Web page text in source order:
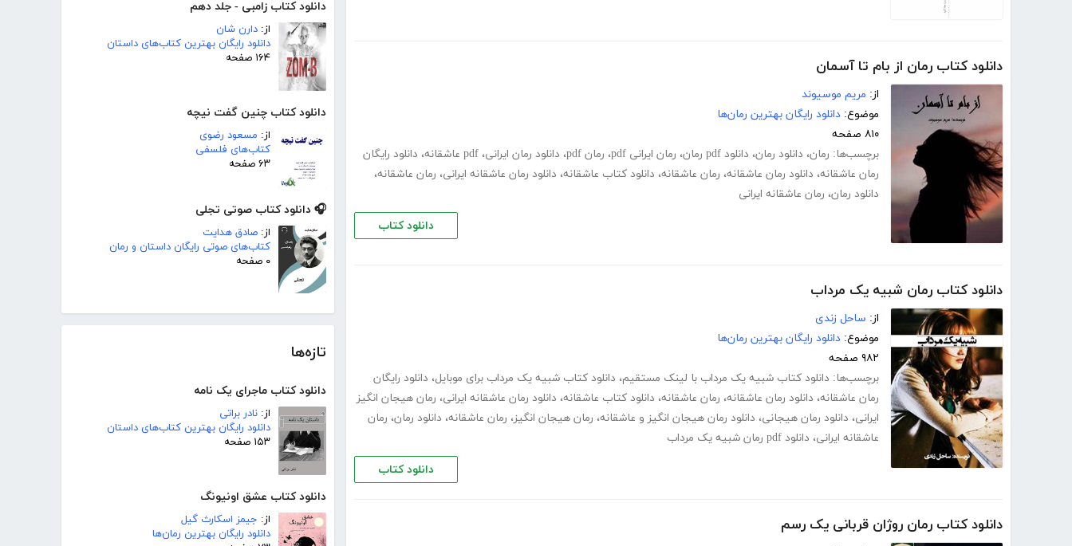
دانلود کتاب زامبی - جلد دهم
از: دارن شان
دانلود رایگان بهترین کتاب‌های داستان
۱۶۴ صفحه
دانلود کتاب چنین گفت نیچه
از: مسعود رضوی
کتاب‌های فلسفی
۶۳ صفحه
🎧 دانلود کتاب صوتی تجلی
از: صادق هدایت
کتاب‌های صوتی رایگان داستان و رمان
۰ صفحه
تازه‌ها
دانلود کتاب ماجرای یک نامه
از: نادر براتی
دانلود رایگان بهترین کتاب‌های داستان
۱۵۳ صفحه
دانلود کتاب عشق اونیونگ
از: جیمز اسکارث گیل
دانلود رایگان بهترین رمان‌ها
دانلود کتاب رمان از بام تا آسمان
از: مریم موسیوند
موضوع: دانلود رایگان بهترین رمان‌ها
۸۱۰ صفحه
برچسب‌ها: رمان، دانلود رمان، دانلود pdf رمان ، رمان ایرانی pdf ، رمان pdf ، دانلود رمان ایرانی، pdf عاشقانه ، دانلود رایگان
رمان عاشقانه، دانلود رمان عاشقانه، رمان عاشقانه، دانلود کتاب عاشقانه، دانلود رمان عاشقانه ایرانی، رمان عاشقانه،
دانلود رمان، رمان عاشقانه ایرانی
دانلود کتاب
دانلود کتاب رمان شبیه یک مرداب
از: ساحل زندی
موضوع: دانلود رایگان بهترین رمان‌ها
۹۸۲ صفحه
برچسب‌ها: دانلود کتاب شبیه یک مرداب با لینک مستقیم، دانلود کتاب شبیه یک مرداب برای موبایل، دانلود رایگان
رمان عاشقانه، دانلود رمان عاشقانه، رمان عاشقانه، دانلود کتاب عاشقانه، دانلود رمان عاشقانه ایرانی، رمان هیجان انگیز
ایرانی، دانلود رمان هیجانی، دانلود رمان هیجان انگیز و عاشقانه، رمان هیجان انگیز، رمان عاشقانه، دانلود رمان، رمان
عاشقانه ایرانی، دانلود pdf رمان شبیه یک مرداب
دانلود کتاب
دانلود کتاب رمان روژان قربانی یک رسم